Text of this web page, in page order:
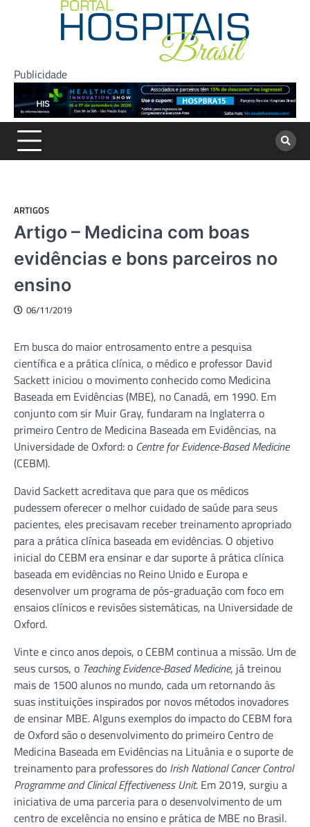
Publicidade
ARTIGOS
Artigo – Medicina com boas
evidências e bons parceiros no
ensino
06/11/2019
Em busca do maior entrosamento entre a pesquisa
científica e a prática clínica, o médico e professor David
Sackett iniciou o movimento conhecido como Medicina
Baseada em Evidências (MBE), no Canadá, em 1990. Em
conjunto com sir Muir Gray, fundaram na Inglaterra o
primeiro Centro de Medicina Baseada em Evidências, na
Universidade de Oxford: o Centre for Evidence-Based Medicine
(CEBM).
David Sackett acreditava que para que os médicos
pudessem oferecer o melhor cuidado de saúde para seus
pacientes, eles precisavam receber treinamento apropriado
para a prática clínica baseada em evidências. O objetivo
inicial do CEBM era ensinar e dar suporte à prática clínica
baseada em evidências no Reino Unido e Europa e
desenvolver um programa de pós-graduação com foco em
ensaios clínicos e revisões sistemáticas, na Universidade de
Oxford.
Vinte e cinco anos depois, o CEBM continua a missão. Um de
seus cursos, o Teaching Evidence-Based Medicine, já treinou
mais de 1500 alunos no mundo, cada um retornando às
suas instituições inspirados por novos métodos inovadores
de ensinar MBE. Alguns exemplos do impacto do CEBM fora
de Oxford são o desenvolvimento do primeiro Centro de
Medicina Baseada em Evidências na Lituânia e o suporte de
treinamento para professores do Irish National Cancer Control
Programme and Clinical Effectiveness Unit. Em 2019, surgiu a
iniciativa de uma parceria para o desenvolvimento de um
centro de excelência no ensino e prática de MBE no Brasil.